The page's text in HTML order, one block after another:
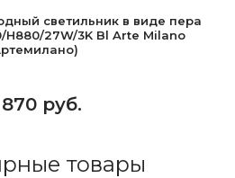
светильник в виде пера
H880/27W/3K Bl Arte Milano
руб.
товары